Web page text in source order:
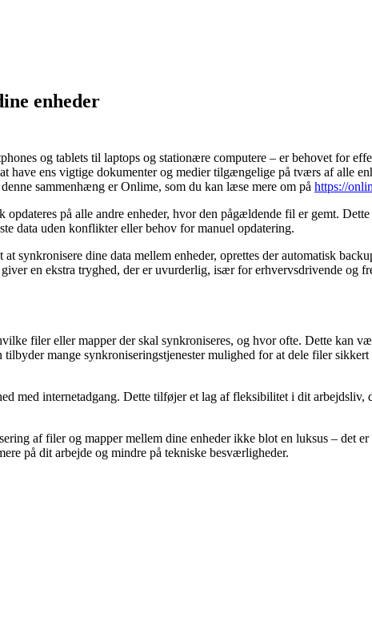
enheder
og tablets til laptops og stationære computere – er behovet for
ens vigtige dokumenter og medier tilgængelige på tværs af alle
sammenhæng er Onlime, som du kan læse mere om på https://
på alle andre enheder, hvor den pågældende fil er gemt.
data uden konflikter eller behov for manuel opdatering.
synkronisere dine data mellem enheder, oprettes der automatisk
en ekstra tryghed, der er uvurderlig, især for erhvervsdrivende og
filer eller mapper der skal synkroniseres, og hvor ofte. Dette kan
mange synkroniseringstjenester mulighed for at dele filer
med internetadgang. Dette tilføjer et lag af fleksibilitet i dit
af filer og mapper mellem dine enheder ikke blot en luksus – det
på dit arbejde og mindre på tekniske besværligheder.